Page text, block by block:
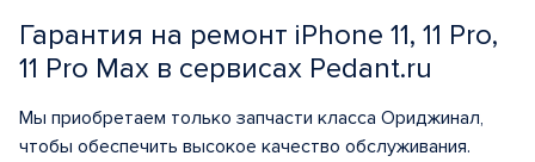
Гарантия на ремонт iPhone 11, 11 Pro,
11 Pro Max в сервисах Pedant.ru
Мы приобретаем только запчасти класса Ориджинал,
чтобы обеспечить высокое качество обслуживания.